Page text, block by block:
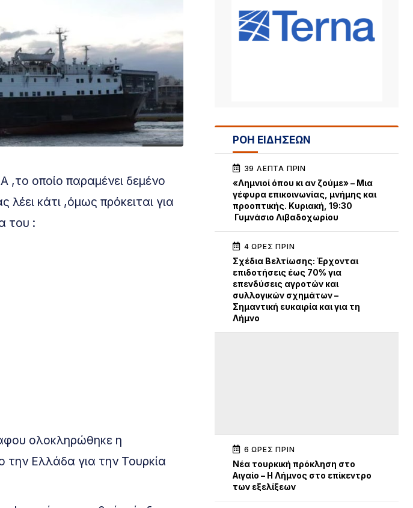
,το οποίο παραμένει δεμένο
κάτι ,όμως πρόκειται για
του :
αφου ολοκληρώθηκε η
την Ελλάδα για την Τουρκία
ΡΟΗ ΕΙΔΗΣΕΩΝ
39 ΛΕΠΤΆ ΠΡΙΝ
«Λημνιοί όπου κι αν ζούμε» – Μια
γέφυρα επικοινωνίας, μνήμης και
προοπτικής. Κυριακή, 19:30
Γυμνάσιο Λιβαδοχωρίου
4 ΏΡΕΣ ΠΡΙΝ
Σχέδια Βελτίωσης: Έρχονται
επιδοτήσεις έως 70% για
επενδύσεις αγροτών και
συλλογικών σχημάτων –
Σημαντική ευκαιρία και για τη
Λήμνο
6 ΏΡΕΣ ΠΡΙΝ
Νέα τουρκική πρόκληση στο
Αιγαίο – Η Λήμνος στο επίκεντρο
των εξελίξεων